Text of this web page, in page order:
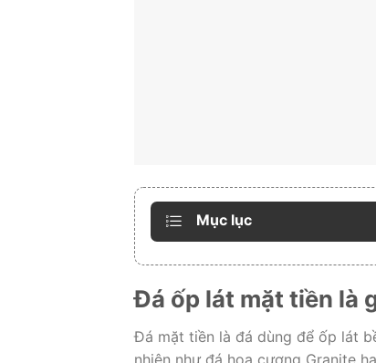
Mục lục
Đá ốp lát mặt tiền là
Đá mặt tiền là đá dùng để ốp lát
nhiên như đá hoa cương Granite